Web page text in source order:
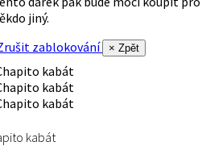
jiný.
zablokování
× Zpět
kabát